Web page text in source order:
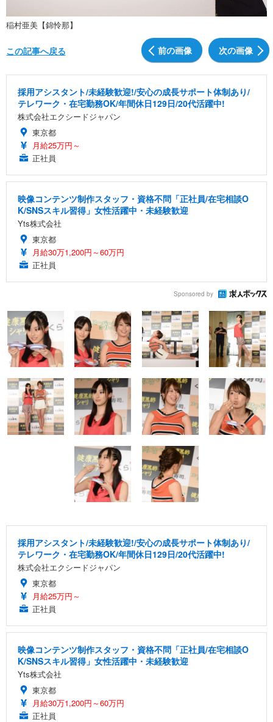
稲村亜美【錦怜那】
前の画像 次の画像
この記事へ戻る
採用アシスタント/未経験歓迎!/安心の成長サポート体制あり/
テレワーク・在宅勤務OK/年間休日129日/20代活躍中!
株式会社エクシードジャパン
東京都
月給25万円～
正社員
映像コンテンツ制作スタッフ・資格不問「正社員/在宅相談O
K/SNSスキル習得」女性活躍中・未経験歓迎
Yts株式会社
東京都
月給30万1,200円～60万円
正社員
Sponsored by
採用アシスタント/未経験歓迎!/安心の成長サポート体制あり/
テレワーク・在宅勤務OK/年間休日129日/20代活躍中!
株式会社エクシードジャパン
東京都
月給25万円～
正社員
映像コンテンツ制作スタッフ・資格不問「正社員/在宅相談O
K/SNSスキル習得」女性活躍中・未経験歓迎
Yts株式会社
東京都
月給30万1,200円～60万円
正社員